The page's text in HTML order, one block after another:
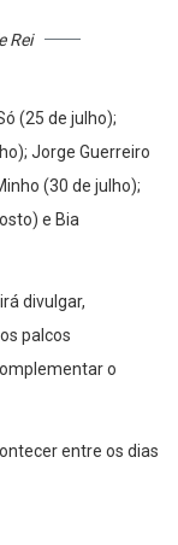
Rei
(25 de julho);
Jorge Guerreiro
(30 de julho);
e Bia
divulgar,
palcos
o
entre os dias